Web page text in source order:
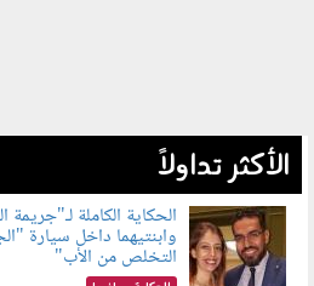
الأكثر تداولاً
100801.jpg
الحكاية الكاملة
وابنتيهما داخل سيارة
التخلص من الأب"